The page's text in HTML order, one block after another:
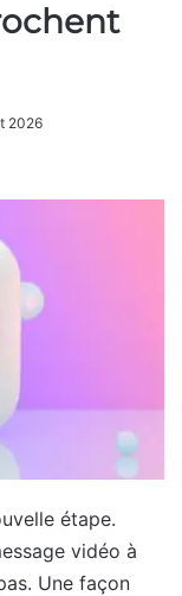
2026
étape.
vidéo à
Une façon